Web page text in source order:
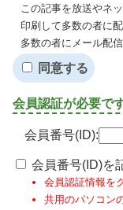
この記事を放送やネ
印刷して多数の者に
多数の者にメール配
同意する
会員認証が必要で
会員番号(ID):
会員番号(ID)を
会員認証情報を
共用のパソコン